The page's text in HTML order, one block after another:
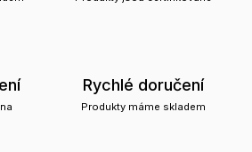
Rychlé doručení
Produkty máme skladem